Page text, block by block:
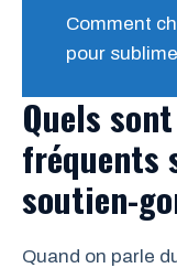
Comment
pour
Quels
fréquents
soutien-
Quand on parle